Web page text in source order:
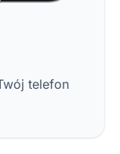
telefon